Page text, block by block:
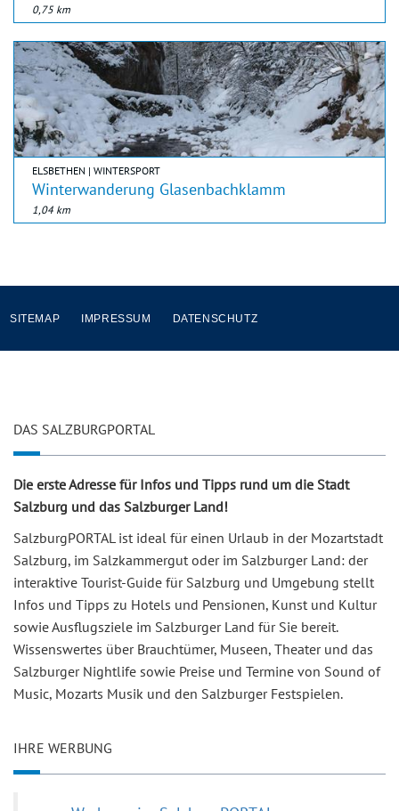
0,75 km
ELSBETHEN | WINTERSPORT
Winterwanderung Glasenbachklamm
1,04 km
SITEMAP IMPRESSUM DATENSCHUTZ
DAS SALZBURGPORTAL
Die erste Adresse für Infos und Tipps rund um die Stadt
Salzburg und das Salzburger Land!
SalzburgPORTAL ist ideal für einen Urlaub in der Mozartstadt
Salzburg, im Salzkammergut oder im Salzburger Land: der
interaktive Tourist-Guide für Salzburg und Umgebung stellt
Infos und Tipps zu Hotels und Pensionen, Kunst und Kultur
sowie Ausflugsziele im Salzburger Land für Sie bereit.
Wissenswertes über Brauchtümer, Museen, Theater und das
Salzburger Nightlife sowie Preise und Termine von Sound of
Music, Mozarts Musik und den Salzburger Festspielen.
IHRE WERBUNG